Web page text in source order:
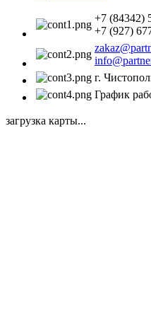
+7 (84342)
+7 (927)
г.
График
загрузка карты...